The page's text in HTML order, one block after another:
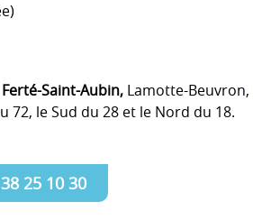
Saint-Aubin, Lamotte-Beuvron,
72, le Sud du 28 et le Nord du 18.
25 10 30